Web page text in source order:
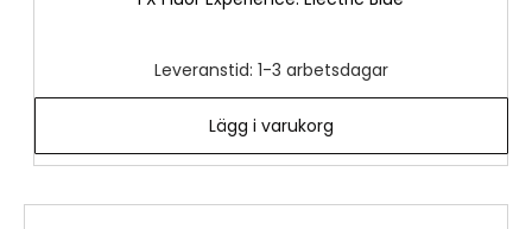
Leveranstid: 1-3 arbetsdagar
Lägg i varukorg